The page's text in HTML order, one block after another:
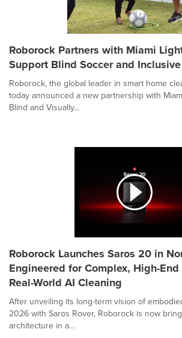
Roborock Partners with Miami
Support Blind Soccer and
Roborock, the global leader in smart home
today announced a new partnership with
Blind and Visually...
Roborock Launches Saros 20 in
Engineered for Complex, High-
Real-World AI Cleaning
After unveiling its long-term vision of
2026 with Saros Rover, Roborock is now
architecture in a...